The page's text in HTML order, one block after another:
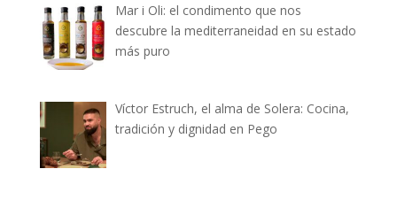
Mar i Oli: el condimento que nos
descubre la mediterraneidad en su estado
más puro
Víctor Estruch, el alma de Solera: Cocina,
tradición y dignidad en Pego